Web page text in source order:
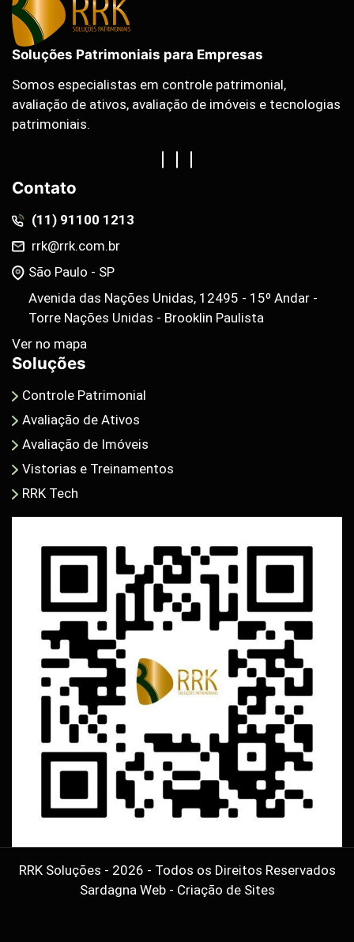
Soluções Patrimoniais para Empresas
Somos especialistas em controle patrimonial,
avaliação de ativos, avaliação de imóveis e tecnologias
patrimoniais.
Contato
(11) 91100 1213
rrk@rrk.com.br
São Paulo - SP
Avenida das Nações Unidas, 12495 - 15º Andar -
Torre Nações Unidas - Brooklin Paulista
Ver no mapa
Soluções
Controle Patrimonial
Avaliação de Ativos
Avaliação de Imóveis
Vistorias e Treinamentos
RRK Tech
RRK Soluções - 2026 - Todos os Direitos Reservados
Sardagna Web - Criação de Sites